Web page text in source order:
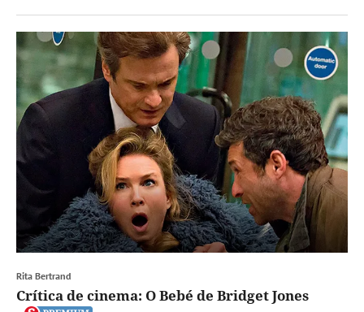
Rita Bertrand
Crítica de cinema: O Bebé de Bridget Jones